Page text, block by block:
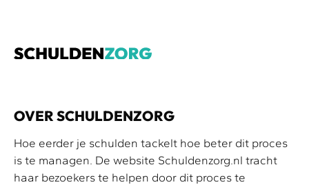
OVER SCHULDENZORG
Hoe eerder je schulden tackelt hoe beter dit proces
is te managen. De website Schuldenzorg.nl tracht
haar bezoekers te helpen door dit proces te